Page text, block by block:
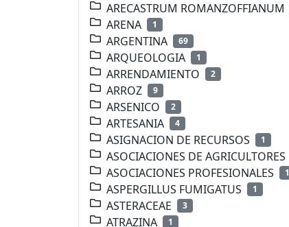
ARECASTRUM ROMANZOFFIANUM
ARENA 1
ARGENTINA 69
ARQUEOLOGIA 1
ARRENDAMIENTO 2
ARROZ 9
ARSENICO 2
ARTESANIA 4
ASIGNACION DE RECURSOS 1
ASOCIACIONES DE AGRICULTORES
ASOCIACIONES PROFESIONALES 1
ASPERGILLUS FUMIGATUS 1
ASTERACEAE 3
ATRAZINA 1